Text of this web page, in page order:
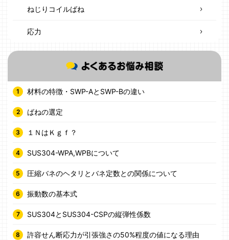
ねじりコイルばね
応力
材料の特徴・SWP-AとSWP-Bの違い
ばねの選定
１ＮはＫｇｆ？
SUS304-WPA,WPBについて
圧縮バネのヘタリとバネ定数との関係について
振動数の基本式
SUS304とSUS304-CSPの縦弾性係数
許容せん断応力が引張強さの50%程度の値になる理由